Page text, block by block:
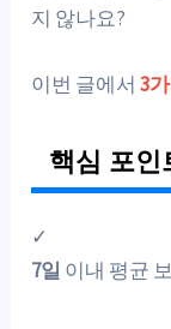
지 않나요?
이번 글에서3
핵심 포인
✓
7일 이내 평균